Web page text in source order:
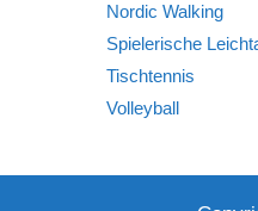
Nordic Walking
Spielerische
Tischtennis
Volleyball